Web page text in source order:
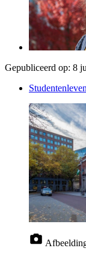
Gepubliceerd op: 8
Studentenleven